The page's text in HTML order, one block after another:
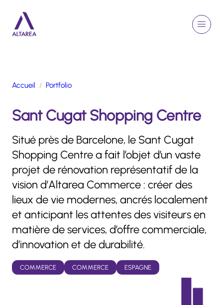
Menu
ACTIVITÉS
TALENTS
FINANCE
NEWSROOM
PORTFOLIO
Rechercher
Accueil Portfolio
Sant Cugat Shopping Centre
Situé près de Barcelone, le Sant Cugat
Shopping Centre a fait l’objet d’un vaste
projet de rénovation représentatif de la
vision d’Altarea Commerce : créer des
lieux de vie modernes, ancrés localement
et anticipant les attentes des visiteurs en
matière de services, d’offre commerciale,
d’innovation et de durabilité.
COMMERCE COMMERCE ESPAGNE